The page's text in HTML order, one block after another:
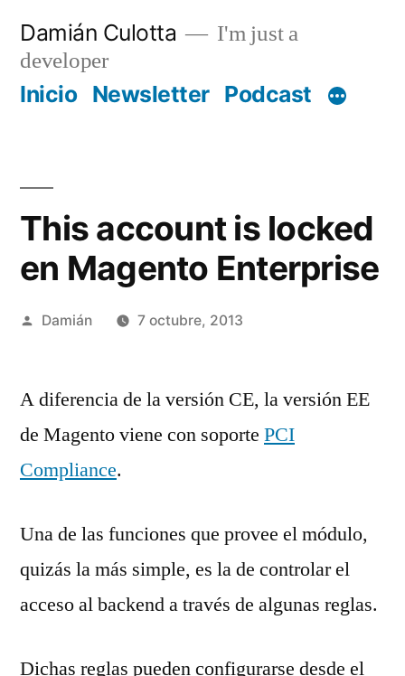
contenido
Damián Culotta
I'm just a
developer
Inicio Newsletter Podcast
This account is locked
en Magento Enterprise
Publicado
Damián 7 octubre, 2013
A diferencia de la versión CE, la versión EE
de Magento viene con soporte PCI
Compliance.
Una de las funciones que provee el módulo,
quizás la más simple, es la de controlar el
acceso al backend a través de algunas reglas.
Dichas reglas pueden configurarse desde el